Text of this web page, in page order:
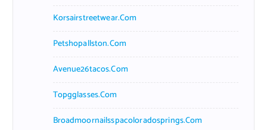
Korsairstreetwear.com
Petshopallston.com
Avenue26tacos.com
Topgglasses.com
Broadmoornailsspacoloradosprings.com